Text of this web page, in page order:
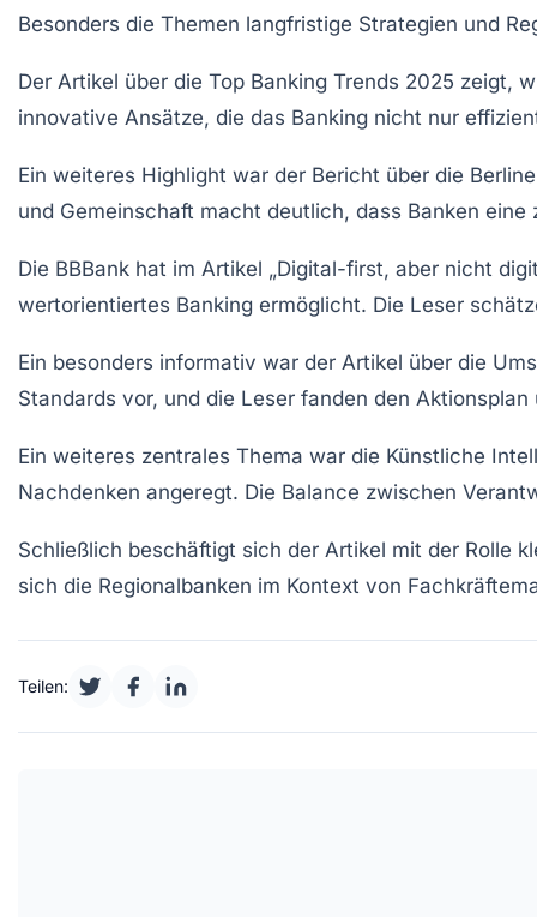
Besonders die Themen langfristige Strategien und
Der Artikel über die Top Banking Trends 2025 zeigt,
innovative Ansätze, die das Banking nicht nur
Ein weiteres Highlight war der Bericht über die
und Gemeinschaft macht deutlich, dass Banken
Die BBBank hat im Artikel „Digital-first, aber nicht
wertorientiertes Banking ermöglicht. Die Leser
Ein besonders informativ war der Artikel über die
Standards vor, und die Leser fanden den Aktionsplan
Ein weiteres zentrales Thema war die Künstliche
Nachdenken angeregt. Die Balance zwischen
Schließlich beschäftigt sich der Artikel mit der Rolle
sich die Regionalbanken im Kontext von
Teilen: